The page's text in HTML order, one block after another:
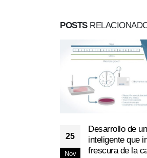
POSTS
25
Nov
Desarrollo de
inteligente que
frescura de la